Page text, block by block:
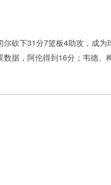
尔砍下31分7篮板4助攻，成
数据，阿伦得到16分；韦德